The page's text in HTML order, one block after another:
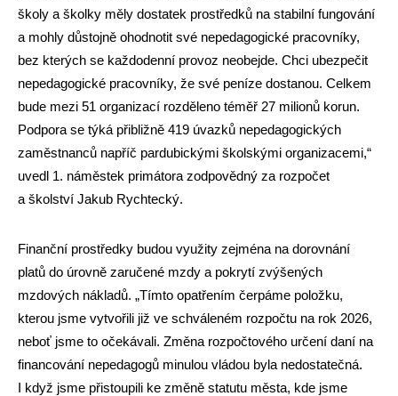
školy a školky měly dostatek prostředků na stabilní fungování
a mohly důstojně ohodnotit své nepedagogické pracovníky,
bez kterých se každodenní provoz neobejde. Chci ubezpečit
nepedagogické pracovníky, že své peníze dostanou. Celkem
bude mezi 51 organizací rozděleno téměř 27 milionů korun.
Podpora se týká přibližně 419 úvazků nepedagogických
zaměstnanců napříč pardubickými školskými organizacemi,“
uvedl 1. náměstek primátora zodpovědný za rozpočet
a školství Jakub Rychtecký.
Finanční prostředky budou využity zejména na dorovnání
platů do úrovně zaručené mzdy a pokrytí zvýšených
mzdových nákladů. „Tímto opatřením čerpáme položku,
kterou jsme vytvořili již ve schváleném rozpočtu na rok 2026,
neboť jsme to očekávali. Změna rozpočtového určení daní na
financování nepedagogů minulou vládou byla nedostatečná.
I když jsme přistoupili ke změně statutu města, kde jsme